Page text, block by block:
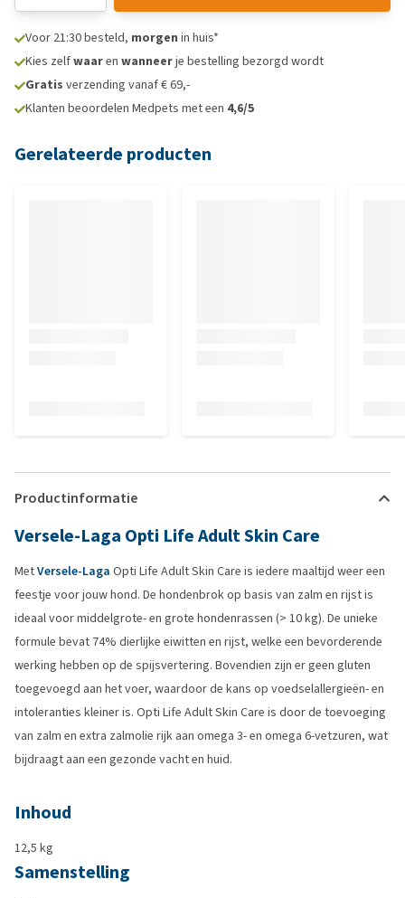
Voor 21:30 besteld, morgen in huis*
Kies zelfwaaren wanneerje bestelling bezorgd wordt
Gratis verzending vanaf € 69,-
Klanten beoordelen Medpets met een 4,6/5
Gerelateerde producten
Productinformatie
Versele-Laga Opti Life Adult Skin Care
MetVersele-Laga Opti Life Adult Skin Care is iedere maaltijd weer een
feestje voor jouw hond. De hondenbrok op basis van zalm en rijst is
ideaal voor middelgrote- en grote hondenrassen (> 10 kg). De unieke
formule bevat 74% dierlijke eiwitten en rijst, welke een bevorderende
werking hebben op de spijsvertering. Bovendien zijn er geen gluten
toegevoegd aan het voer, waardoor de kans op voedselallergieën- en
intoleranties kleiner is. Opti Life Adult Skin Care is door de toevoeging
van zalm en extra zalmolie rijk aan omega 3- en omega 6-vetzuren, wat
bijdraagt aan een gezonde vacht en huid.
Inhoud
12,5 kg
Samenstelling